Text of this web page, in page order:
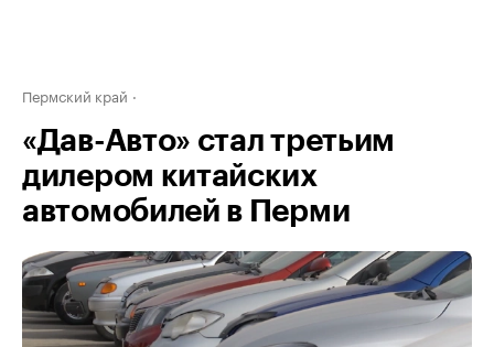
Пермский край
«Дав-Авто» стал третьим
дилером китайских
автомобилей в Перми